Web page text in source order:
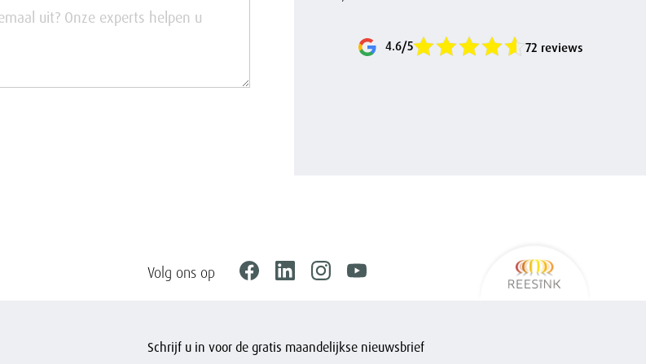
4.6/5 72 reviews
Volg ons op FacebookLinkedinInstagramYoutube
Schrijf u in voor de gratis maandelijkse nieuwsbrief